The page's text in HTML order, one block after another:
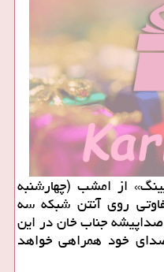
از امشب (چهارشنبه
روی آنتن شبكه سه
جناب خان در این
صدای خود همراهی خواهد